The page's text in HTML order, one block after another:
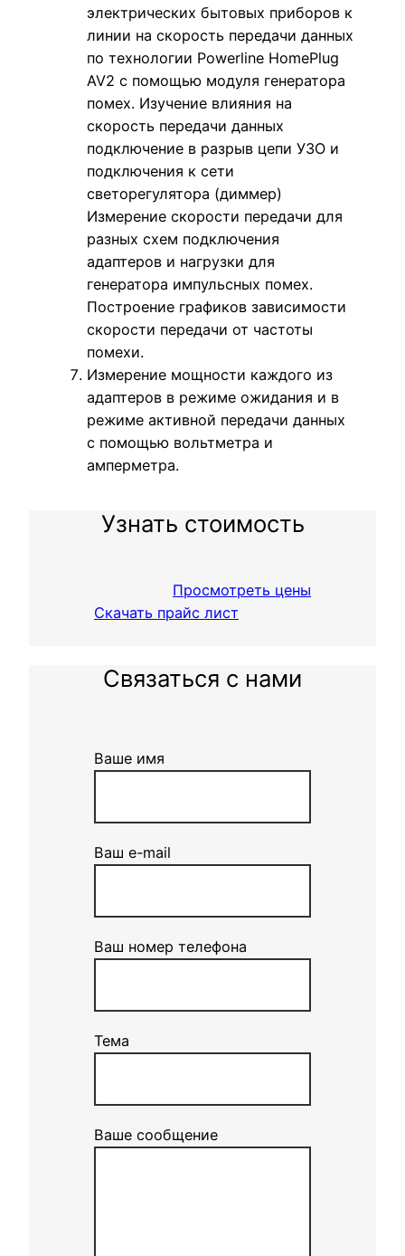
электрических бытовых приборов к
линии на скорость передачи данных
по технологии Powerline HomePlug
AV2 с помощью модуля генератора
помех. Изучение влияния на
скорость передачи данных
подключение в разрыв цепи УЗО и
подключения к сети
светорегулятора (диммер)
Измерение скорости передачи для
разных схем подключения
адаптеров и нагрузки для
генератора импульсных помех.
Построение графиков зависимости
скорости передачи от частоты
помехи.
Измерение мощности каждого из
адаптеров в режиме ожидания и в
режиме активной передачи данных
с помощью вольтметра и
амперметра.
Узнать стоимость
Просмотреть цены
Скачать прайс лист
Связаться с нами
Ваше имя
Ваш e-mail
Ваш номер телефона
Тема
Ваше сообщение